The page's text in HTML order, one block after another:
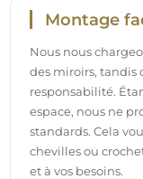
Montage
Nous nous
des miroirs, tandis
responsabilité.
espace, nous ne
standards. Cela
chevilles ou
et à vos besoins.